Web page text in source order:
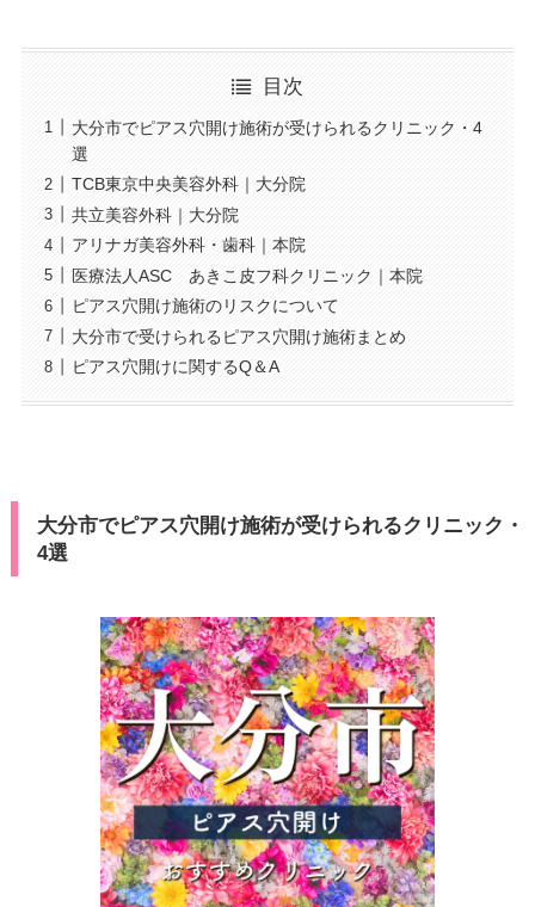
目次
大分市でピアス穴開け施術が受けられるクリニック・4
選
TCB東京中央美容外科｜大分院
共立美容外科｜大分院
アリナガ美容外科・歯科｜本院
医療法人ASC あきこ皮フ科クリニック｜本院
ピアス穴開け施術のリスクについて
大分市で受けられるピアス穴開け施術まとめ
ピアス穴開けに関するQ＆A
大分市でピアス穴開け施術が受けられるクリニック・
4選